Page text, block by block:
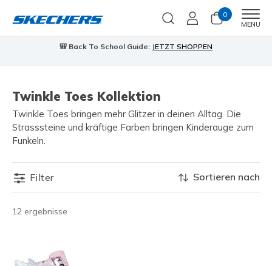
0
MENU
🎒 Back To School Guide: JETZT SHOPPEN
Twinkle Toes Kollektion
Twinkle Toes bringen mehr Glitzer in deinen Alltag. Die
Strasssteine und kräftige Farben bringen Kinderauge zum
Funkeln.
Filter
12 ergebnisse
Sortieren nach